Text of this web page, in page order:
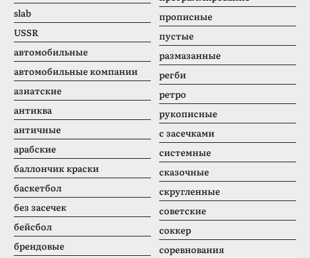
slab
USSR
автомобильные
автомобильные компании
азиатские
антиква
античные
арабские
баллончик краски
баскетбол
без засечек
бейсбол
брендовые
прописные
пустые
размазанные
регби
ретро
рукописные
с засечками
системные
сказочные
скругленные
советские
соккер
соревнования